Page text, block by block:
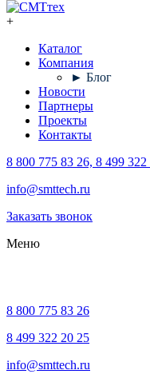
+
Каталог
Компания
► Блог
Новости
Партнеры
Проекты
Контакты
8 800 775 83 26, 8 499 322
info@smttech.ru
Заказать звонок
Меню
8 800 775 83 26
8 499 322 20 25
info@smttech.ru
Печи
Ремонт